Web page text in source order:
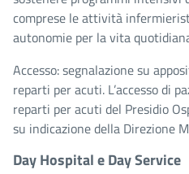
comprese le attività
autonomie per la vita
Accesso: segnalazione su
reparti per acuti. L’accesso di
reparti per acuti del Presidio
su indicazione della Direzione
Day Hospital e Day Service